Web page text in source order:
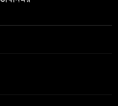
‘শ্রাবনের মেঘগুলো’